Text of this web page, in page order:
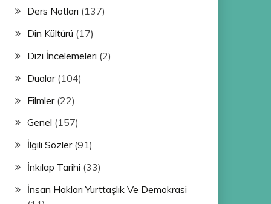
Ders Notları (137)
Din Kültürü (17)
Dizi İncelemeleri (2)
Dualar(104)
Filmler(22)
Genel (157)
İlgili Sözler(91)
İnkılap Tarihi (33)
İnsan Hakları Yurttaşlık Ve Demokrasi